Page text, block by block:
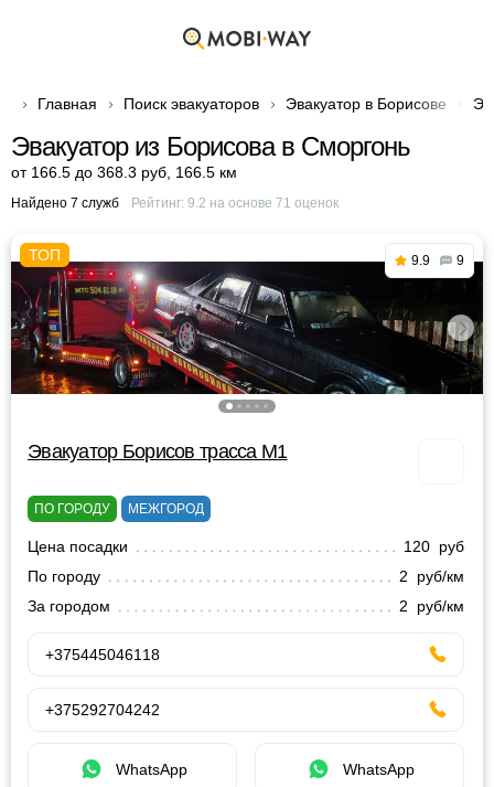
Главная Поиск эвакуаторов Эвакуатор в Борисове
Эвакуатор из Борисова в Сморгонь
от 166.5 до 368.3 руб 166.5 км
Найдено 7 служб Рейтинг: 9.2 на основе 71 оценок
9.9 9
Эвакуатор Борисов трасса М1
ПО ГОРОДУ МЕЖГОРОД
Цена посадки
120 руб
По городу
2 руб/км
За городом
2 руб/км
+375445046118
+375292704242
WhatsApp WhatsApp